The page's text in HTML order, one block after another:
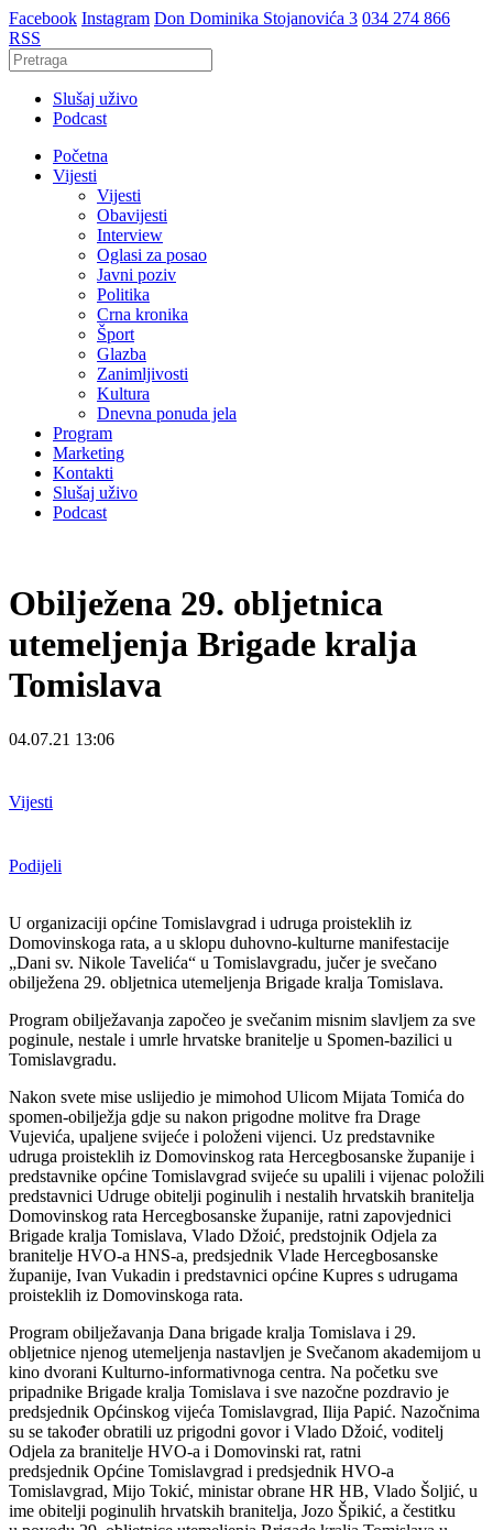
Facebook Instagram Don Dominika Stojanovića 3 034 274 866
RSS
Slušaj uživo
Podcast
Početna
Vijesti
Vijesti
Obavijesti
Interview
Oglasi za posao
Javni poziv
Politika
Crna kronika
Šport
Glazba
Zanimljivosti
Kultura
Dnevna ponuda jela
Program
Marketing
Kontakti
Slušaj uživo
Podcast
Obilježena 29. obljetnica
utemeljenja Brigade kralja
Tomislava
04.07.21 13:06
Vijesti
Podijeli
U organizaciji općine Tomislavgrad i udruga proisteklih iz
Domovinskoga rata, a u sklopu duhovno-kulturne manifestacije
„Dani sv. Nikole Tavelića“ u Tomislavgradu, jučer je svečano
obilježena 29. obljetnica utemeljenja Brigade kralja Tomislava.
Program obilježavanja započeo je svečanim misnim slavljem za sve
poginule, nestale i umrle hrvatske branitelje u Spomen-bazilici u
Tomislavgradu.
Nakon svete mise uslijedio je mimohod Ulicom Mijata Tomića do
spomen-obilježja gdje su nakon prigodne molitve fra Drage
Vujevića, upaljene svijeće i položeni vijenci. Uz predstavnike
udruga proisteklih iz Domovinskog rata Hercegbosanske županije i
predstavnike općine Tomislavgrad svijeće su upalili i vijenac položili
predstavnici Udruge obitelji poginulih i nestalih hrvatskih branitelja
Domovinskog rata Hercegbosanske županije, ratni zapovjednici
Brigade kralja Tomislava, Vlado Džoić, predstojnik Odjela za
branitelje HVO-a HNS-a, predsjednik Vlade Hercegbosanske
županije, Ivan Vukadin i predstavnici općine Kupres s udrugama
proisteklih iz Domovinskoga rata.
Program obilježavanja Dana brigade kralja Tomislava i 29.
obljetnice njenog utemeljenja nastavljen je Svečanom akademijom u
kino dvorani Kulturno-informativnoga centra. Na početku sve
pripadnike Brigade kralja Tomislava i sve nazočne pozdravio je
predsjednik Općinskog vijeća Tomislavgrad, Ilija Papić. Nazočnima
su se također obratili uz prigodni govor i Vlado Džoić, voditelj
Odjela za branitelje HVO-a i Domovinski rat, ratni
predsjednik Općine Tomislavgrad i predsjednik HVO-a
Tomislavgrad, Mijo Tokić, ministar obrane HR HB, Vlado Šoljić, u
ime obitelji poginulih hrvatskih branitelja, Jozo Špikić, a čestitku